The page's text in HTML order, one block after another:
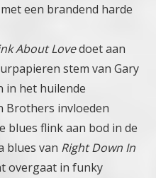
een brandend harde
About Lovedoet aan
stem van Gary
in het huilende
Brothers invloeden
blues flink aan bod in de
blues van Right Down In
overgaat in funky